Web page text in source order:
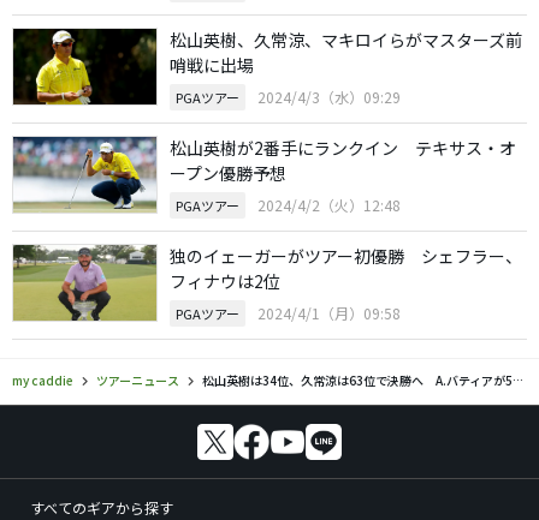
松山英樹、久常涼、マキロイらがマスターズ前
哨戦に出場
PGAツアー 2024/4/3（水）09:29
松山英樹が2番手にランクイン テキサス・オ
ープン優勝予想
PGAツアー 2024/4/2（火）12:48
独のイェーガーがツアー初優勝 シェフラー、
フィナウは2位
PGAツアー 2024/4/1（月）09:58
my caddie ツアーニュース 松山英樹は34位、久常涼は63位で決勝へ A.バティアが5打差トップ
すべてのギアから探す